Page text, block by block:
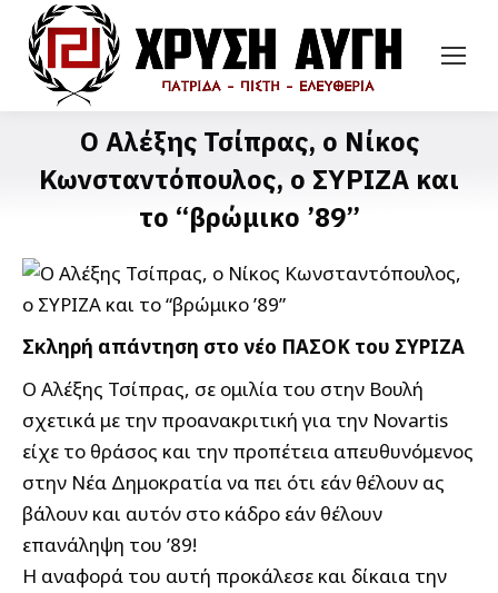
Ο Αλέξης Τσίπρας, ο Νίκος
Κωνσταντόπουλος, ο ΣΥΡΙΖΑ και
το “βρώμικο ’89”
Σκληρή απάντηση στο νέο ΠΑΣΟΚ του ΣΥΡΙΖΑ
Ο Αλέξης Τσίπρας, σε ομιλία του στην Βουλή
σχετικά με την προανακριτική για την Novartis
είχε το θράσος και την προπέτεια απευθυνόμενος
στην Νέα Δημοκρατία να πει ότι εάν θέλουν ας
βάλουν και αυτόν στο κάδρο εάν θέλουν
επανάληψη του ’89!
Η αναφορά του αυτή προκάλεσε και δίκαια την